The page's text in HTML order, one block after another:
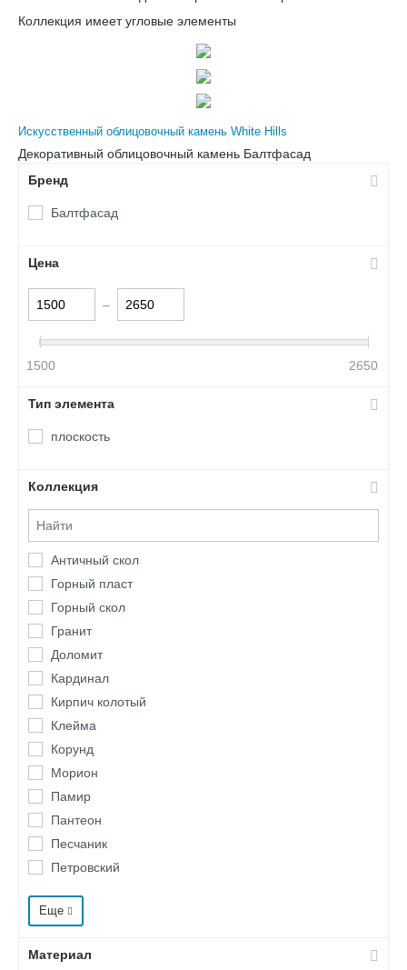
Коллекция имеет угловые элементы
Искусственный облицовочный камень White Hills
Декоративный облицовочный камень Балтфасад
Бренд
Балтфасад
Цена
–
1500 2650
Тип элемента
плоскость
Коллекция
Античный скол
Горный пласт
Горный скол
Гранит
Доломит
Кардинал
Кирпич колотый
Клейма
Корунд
Морион
Памир
Пантеон
Песчаник
Петровский
Старый кирпич
Тобол
Еще
Материал